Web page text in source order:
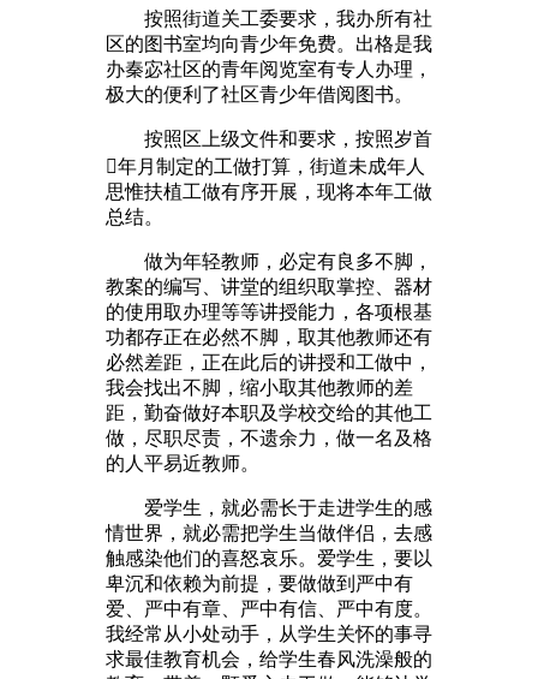
按照街道关工委要求，我办所有社
区的图书室均向青少年免费。出格是我
办秦宓社区的青年阅览室有专人办理，
极大的便利了社区青少年借阅图书。
按照区上级文件和要求，按照岁首
年月制定的工做打算，街道未成年人
思惟扶植工做有序开展，现将本年工做
总结。
做为年轻教师，必定有良多不脚，
教案的编写、讲堂的组织取掌控、器材
的使用取办理等等讲授能力，各项根基
功都存正在必然不脚，取其他教师还有
必然差距，正在此后的讲授和工做中，
我会找出不脚，缩小取其他教师的差
距，勤奋做好本职及学校交给的其他工
做，尽职尽责，不遗余力，做一名及格
的人平易近教师。
爱学生，就必需长于走进学生的感
情世界，就必需把学生当做伴侣，去感
触感染他们的喜怒哀乐。爱学生，要以
卑沉和依赖为前提，要做做到严中有
爱、严中有章、严中有信、严中有度。
我经常从小处动手，从学生关怀的事寻
求最佳教育机会，给学生春风洗澡般的